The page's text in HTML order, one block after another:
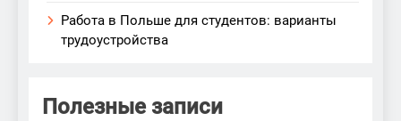
Работа в Польше для студентов: варианты
трудоустройства
Полезные записи